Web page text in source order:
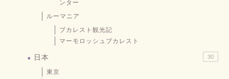
ンター
ルーマニア
ブカレスト観光記
マーモロッシュブカレスト
日本 30
東京